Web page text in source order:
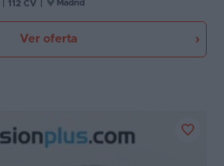
112 CV Madrid
Ver oferta